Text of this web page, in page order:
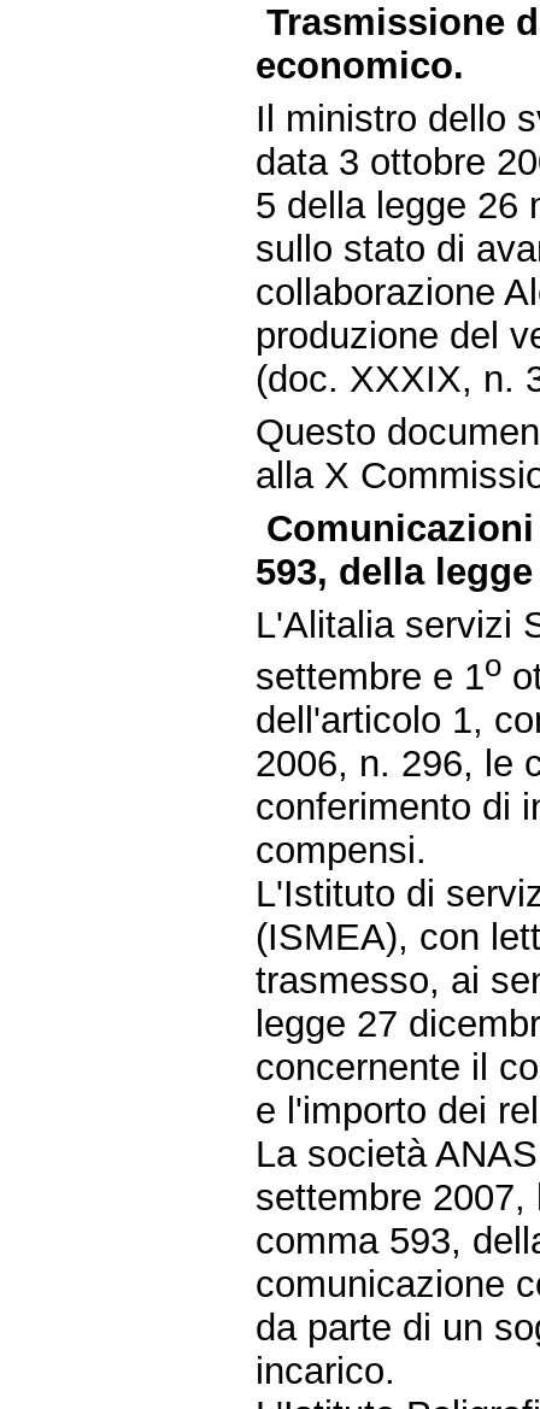
Trasmissione
economico.
Il ministro dello
data 3 ottobre
5 della legge 26
sullo stato di
collaborazione
produzione del
(doc. XXXIX, n.
Questo
alla X
593, della
L'Alitalia servizi
settembre e 1o
dell'articolo 1,
2006, n. 296, le
conferimento di
compensi.
L'Istituto di
(ISMEA), con
trasmesso, ai
legge 27
concernente il
e l'importo dei
La società
settembre
comma 593,
comunicazione
da parte di un
incarico.